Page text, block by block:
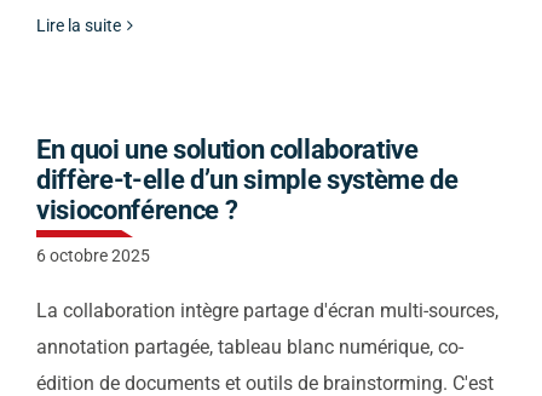
Lire la suite
En quoi une solution collaborative
diffère-t-elle d’un simple système de
visioconférence ?
6 octobre 2025
La collaboration intègre partage d'écran multi-sources,
annotation partagée, tableau blanc numérique, co-
édition de documents et outils de brainstorming. C'est